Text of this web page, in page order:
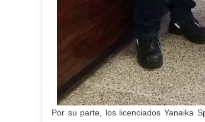
Por su parte, los licenciados Yanaika